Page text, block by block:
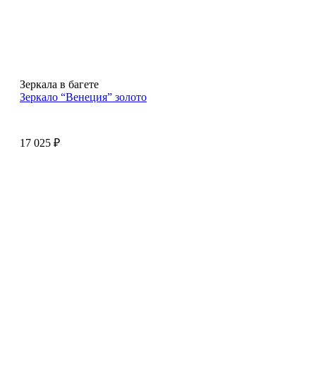
Зеркала в багете
Зеркало “Венеция” золото
17 025 ₽